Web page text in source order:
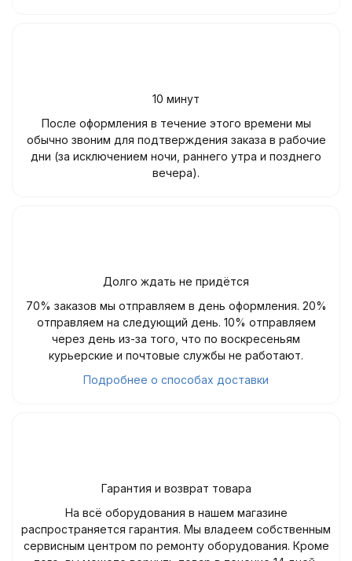
10 минут
После оформления в течение этого времени мы
обычно звоним для подтверждения заказа в рабочие
дни (за исключением ночи, раннего утра и позднего
вечера).
Долго ждать не придётся
70% заказов мы отправляем в день оформления. 20%
отправляем на следующий день. 10% отправляем
через день из-за того, что по воскресеньям
курьерские и почтовые службы не работают.
Подробнее о способах доставки
Гарантия и возврат товара
На всё оборудования в нашем магазине
распространяется гарантия. Мы владеем собственным
сервисным центром по ремонту оборудования. Кроме